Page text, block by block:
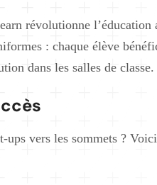
révolutionne l’éducation
: chaque élève
dans les salles de classe.
ups vers les sommets ?